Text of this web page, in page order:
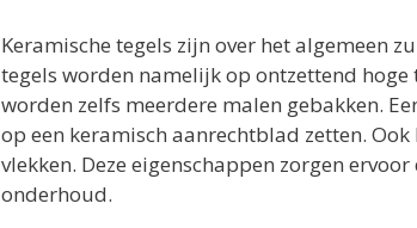
Keramische tegels zijn over het algemeen
tegels worden namelijk op ontzettend
worden zelfs meerdere malen gebakken.
op een keramisch aanrechtblad zetten.
vlekken. Deze eigenschappen zorgen
onderhoud.